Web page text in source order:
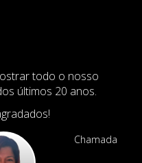
todo o nosso
últimos 20 anos.
Chamada